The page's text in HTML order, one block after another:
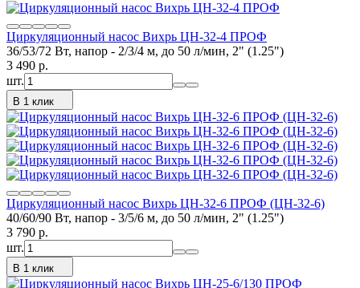
Циркуляционный насос Вихрь ЦН-32-4 ПРОФ
36/53/72 Вт, напор - 2/3/4 м, до 50 л/мин, 2" (1.25")
3 490 p.
шт.
В 1 клик
Циркуляционный насос Вихрь ЦН-32-6 ПРОФ (ЦН-32-6)
40/60/90 Вт, напор - 3/5/6 м, до 50 л/мин, 2" (1.25")
3 790 p.
шт.
В 1 клик